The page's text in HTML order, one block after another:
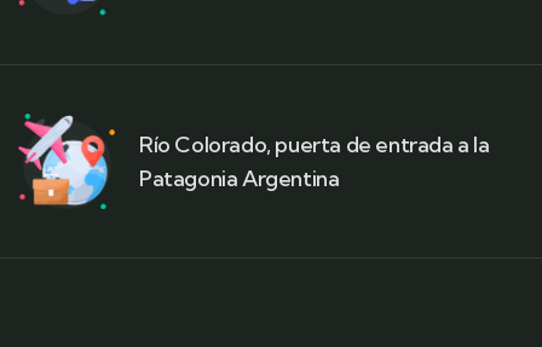
Río Colorado, puerta de entrada a la
Patagonia Argentina